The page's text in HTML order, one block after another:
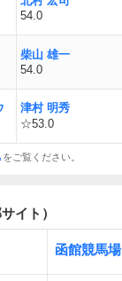
54.0
柴山 雄一
54.0
津村 明秀
☆53.0
をご覧ください。
イト）
函館競馬場